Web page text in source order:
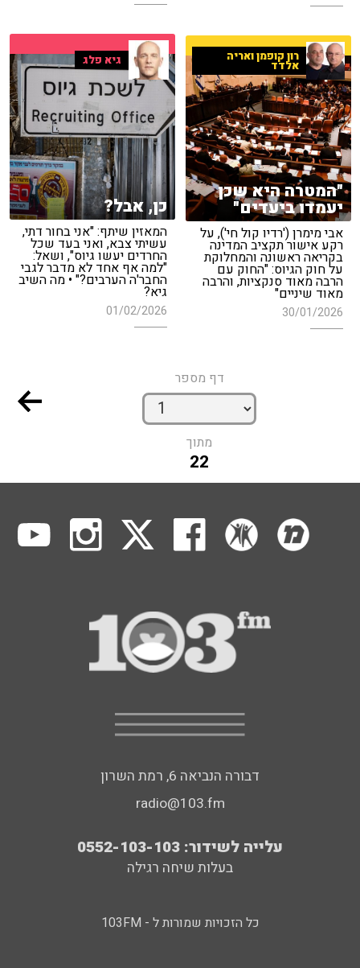
גיא פלג
כן, אבל?
המאזין שיתף: "אני בחור דתי,
עשיתי צבא, ואני בעד שכל
החרדים יעשו גיוס", ושאל:
"למה אף אחד לא מדבר לגבי
החבר'ה הערבים?" • מה השיב
גיא?
01/02/2026
רון קופמן ואריה
אלדד
"המטרה היא שכן
יעמדו ביעדים"
אבי מימרן ('רדיו קול חי'), על
רקע אישור תקציב המדינה
בקריאה ראשונה והמחלוקת
על חוק הגיוס: "החוק עם
הרבה מאוד סנקציות, והרבה
מאוד שיניים"
30/01/2026
דף מספר
מתוך
22
דבורה הנביאה 6, רמת השרון
radio@103.fm
עלייה לשידור: 0552-103-103
בעלות שיחה רגילה
כל הזכויות שמורות ל - 103FM